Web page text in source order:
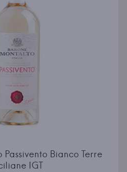
Bianco Terre
IGT